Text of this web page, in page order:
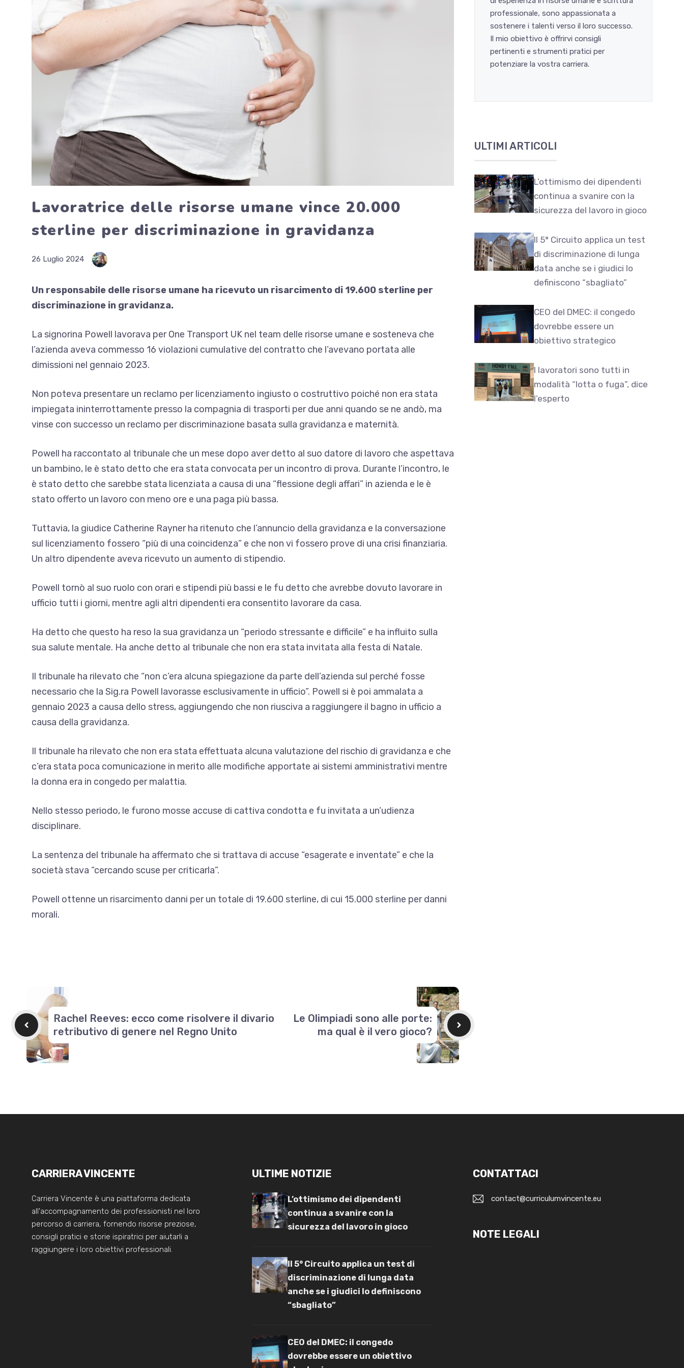
Lavoratrice delle risorse umane vince 20.000
sterline per discriminazione in gravidanza
26 Luglio 2024
Un responsabile delle risorse umane ha ricevuto un risarcimento di 19.600 sterline per
discriminazione in gravidanza.
La signorina Powell lavorava per One Transport UK nel team delle risorse umane e sosteneva che
l’azienda aveva commesso 16 violazioni cumulative del contratto che l’avevano portata alle
dimissioni nel gennaio 2023.
Non poteva presentare un reclamo per licenziamento ingiusto o costruttivo poiché non era stata
impiegata ininterrottamente presso la compagnia di trasporti per due anni quando se ne andò, ma
vinse con successo un reclamo per discriminazione basata sulla gravidanza e maternità.
Powell ha raccontato al tribunale che un mese dopo aver detto al suo datore di lavoro che aspettava
un bambino, le è stato detto che era stata convocata per un incontro di prova. Durante l’incontro, le
è stato detto che sarebbe stata licenziata a causa di una “flessione degli affari” in azienda e le è
stato offerto un lavoro con meno ore e una paga più bassa.
Tuttavia, la giudice Catherine Rayner ha ritenuto che l’annuncio della gravidanza e la conversazione
sul licenziamento fossero “più di una coincidenza” e che non vi fossero prove di una crisi finanziaria.
Un altro dipendente aveva ricevuto un aumento di stipendio.
Powell tornò al suo ruolo con orari e stipendi più bassi e le fu detto che avrebbe dovuto lavorare in
ufficio tutti i giorni, mentre agli altri dipendenti era consentito lavorare da casa.
Ha detto che questo ha reso la sua gravidanza un “periodo stressante e difficile” e ha influito sulla
sua salute mentale. Ha anche detto al tribunale che non era stata invitata alla festa di Natale.
Il tribunale ha rilevato che “non c’era alcuna spiegazione da parte dell’azienda sul perché fosse
necessario che la Sig.ra Powell lavorasse esclusivamente in ufficio”. Powell si è poi ammalata a
gennaio 2023 a causa dello stress, aggiungendo che non riusciva a raggiungere il bagno in ufficio a
causa della gravidanza.
Il tribunale ha rilevato che non era stata effettuata alcuna valutazione del rischio di gravidanza e che
c’era stata poca comunicazione in merito alle modifiche apportate ai sistemi amministrativi mentre
la donna era in congedo per malattia.
Nello stesso periodo, le furono mosse accuse di cattiva condotta e fu invitata a un’udienza
disciplinare.
La sentenza del tribunale ha affermato che si trattava di accuse “esagerate e inventate” e che la
società stava “cercando scuse per criticarla”.
Powell ottenne un risarcimento danni per un totale di 19.600 sterline, di cui 15.000 sterline per danni
morali.
Rachel Reeves: ecco come risolvere il divario
retributivo di genere nel Regno Unito
Le Olimpiadi sono alle porte:
ma qual è il vero gioco?
professionale, sono appassionata a
sostenere i talenti verso il loro successo.
Il mio obiettivo è offrirvi consigli
pertinenti e strumenti pratici per
potenziare la vostra carriera.
ULTIMI ARTICOLI
L’ottimismo dei dipendenti
continua a svanire con la
sicurezza del lavoro in gioco
Il 5° Circuito applica un test
di discriminazione di lunga
data anche se i giudici lo
definiscono “sbagliato”
CEO del DMEC: il congedo
dovrebbe essere un
obiettivo strategico
I lavoratori sono tutti in
modalità “lotta o fuga”, dice
l’esperto
CARRIERA VINCENTE
Carriera Vincente è una piattaforma dedicata
all'accompagnamento dei professionisti nel loro
percorso di carriera, fornendo risorse preziose,
consigli pratici e storie ispiratrici per aiutarli a
raggiungere i loro obiettivi professionali.
ULTIME NOTIZIE
L’ottimismo dei dipendenti
continua a svanire con la
sicurezza del lavoro in gioco
Il 5° Circuito applica un test di
discriminazione di lunga data
anche se i giudici lo definiscono
“sbagliato”
CEO del DMEC: il congedo
dovrebbe essere un obiettivo
CONTATTACI
contact@curriculumvincente.eu
NOTE LEGALI